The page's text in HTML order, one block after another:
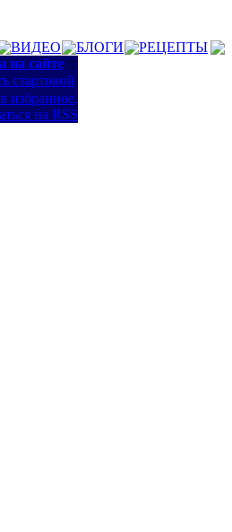
ВИДЕО БЛОГИ
РЕЦЕПТЫ
на сайте ::